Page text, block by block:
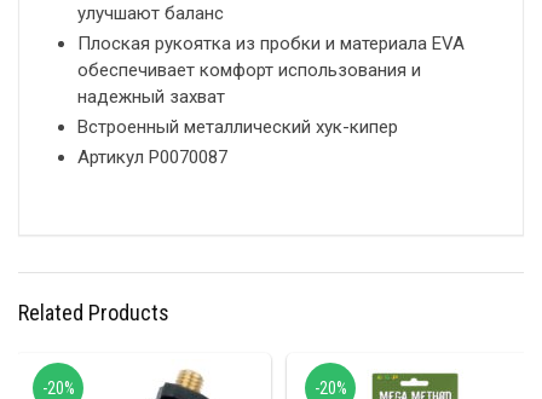
улучшают баланс
Плоская рукоятка из пробки и материала EVA
обеспечивает комфорт использования и
надежный захват
Встроенный металлический хук-кипер
Артикул P0070087
Related Products
-20% -20%